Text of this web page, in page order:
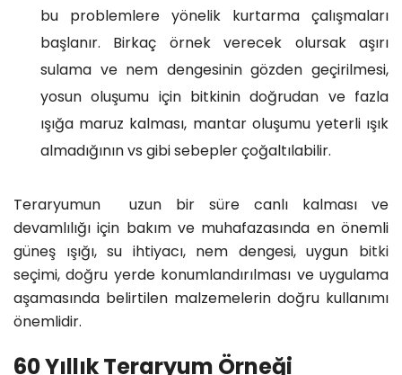
bu problemlere yönelik kurtarma çalışmaları
başlanır. Birkaç örnek verecek olursak aşırı
sulama ve nem dengesinin gözden geçirilmesi,
yosun oluşumu için bitkinin doğrudan ve fazla
ışığa maruz kalması, mantar oluşumu yeterli ışık
almadığının vs gibi sebepler çoğaltılabilir.
Teraryumun uzun bir süre canlı kalması ve
devamlılığı için bakım ve muhafazasında en önemli
güneş ışığı, su ihtiyacı, nem dengesi, uygun bitki
seçimi, doğru yerde konumlandırılması ve uygulama
aşamasında belirtilen malzemelerin doğru kullanımı
önemlidir.
60 Yıllık Teraryum Örneği